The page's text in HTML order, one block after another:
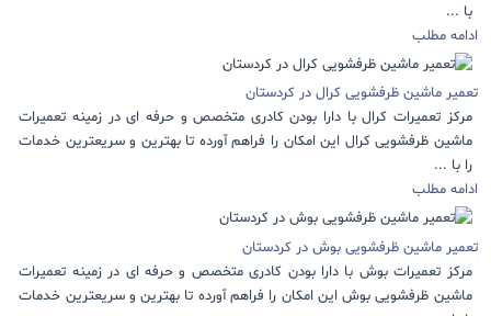
با ...
ادامه مطلب
تعمیر ماشین ظرفشویی کرال در کردستان
مرکز تعمیرات کرال با دارا بودن کادری متخصص و حرفه ای در زمینه تعمیرات
ماشین ظرفشویی کرال این امکان را فراهم آورده تا بهترین و سریعترین خدمات
را با ...
ادامه مطلب
تعمیر ماشین ظرفشویی بوش در کردستان
مرکز تعمیرات بوش با دارا بودن کادری متخصص و حرفه ای در زمینه تعمیرات
ماشین ظرفشویی بوش این امکان را فراهم آورده تا بهترین و سریعترین خدمات